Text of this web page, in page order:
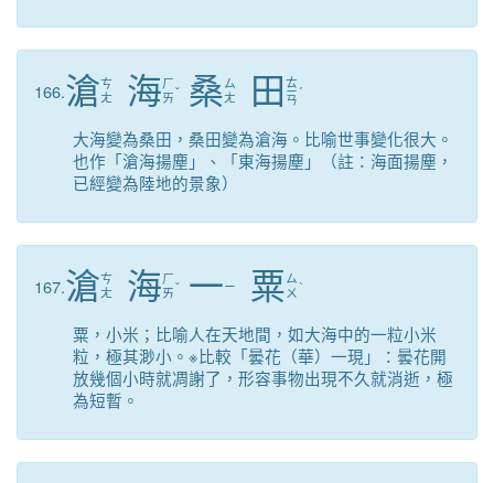
166.滄ㄘ
ㄤ
海ㄏ
ㄞˇ 桑ㄙ
ㄤ
田 ㄊ
ㄧ
ㄢ
ˊ
大海變為桑田，桑田變為滄海。比喻世事變化很大。
也作「滄海揚塵」、「東海揚塵」（註：海面揚塵，
已經變為陸地的景象）
167.滄ㄘ
ㄤ
海ㄏ
ㄞˇ 一ㄧ 粟ㄙ
ㄨ ˋ
粟，小米；比喻人在天地間，如大海中的一粒小米
粒，極其渺小。※比較「曇花（華）一現」：曇花開
放幾個小時就凋謝了，形容事物出現不久就消逝，極
為短暫。